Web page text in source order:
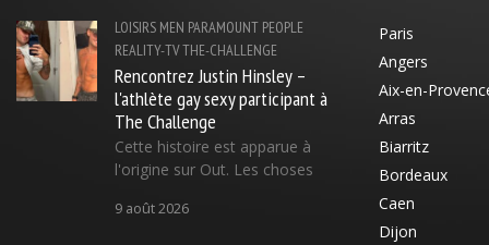
LOISIRS MEN PARAMOUNT PEOPLE
REALITY-TVTHE-CHALLENGE
Rencontrez Justin Hinsley –
l'athlète gay sexy participant à
The Challenge
Cette histoire est apparue à
l'origine sur Out. Les choses
9 août 2026
Paris
Angers
Aix-en-
Arras
Biarritz
Bordeaux
Caen
Dijon